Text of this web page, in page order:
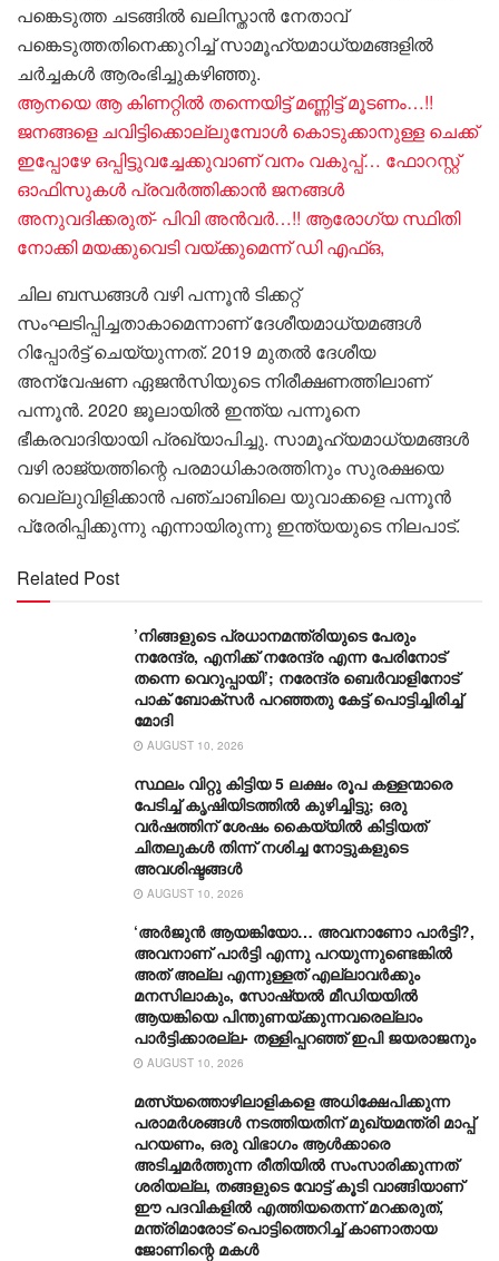
പങ്കെടുത്ത ചടങ്ങിൽ ഖലിസ്താൻ നേതാവ്
പങ്കെടുത്തതിനെക്കുറിച്ച് സാമൂഹ്യമാധ്യമങ്ങളിൽ
ചർച്ചകൾ ആരംഭിച്ചുകഴിഞ്ഞു.
ആനയെ ആ കിണറ്റിൽ തന്നെയിട്ട് മണ്ണിട്ട് മൂടണം…!!
ജനങ്ങളെ ചവിട്ടിക്കൊല്ലുമ്പോൾ കൊടുക്കാനുള്ള ചെക്ക്
ഇപ്പോഴേ ഒപ്പിട്ടുവച്ചേക്കുവാണ് വനം വകുപ്പ്… ഫോറസ്റ്റ്
ഓഫിസുകൾ പ്രവർത്തിക്കാൻ ജനങ്ങൾ
അനുവദിക്കരുത്- പിവി അൻവർ…!! ആരോ​ഗ്യ സ്ഥിതി
നോക്കി മയക്കുവെടി വയ്ക്കുമെന്ന് ഡി എഫ്ഒ,
ചില ബന്ധങ്ങൾ വഴി പന്നൂൻ ടിക്കറ്റ്
സംഘടിപ്പിച്ചതാകാമെന്നാണ് ദേശീയമാധ്യമങ്ങൾ
റിപ്പോർട്ട് ചെയ്യുന്നത്. 2019 മുതൽ ദേശീയ
അന്വേഷണ ഏജൻസിയുടെ നിരീക്ഷണത്തിലാണ്
പന്നൂൻ. 2020 ജൂലായിൽ ഇന്ത്യ പന്നൂനെ
ഭീകരവാദിയായി പ്രഖ്യാപിച്ചു. സാമൂഹ്യമാധ്യമങ്ങൾ
വഴി രാജ്യത്തിന്റെ പരമാധികാരത്തിനും സുരക്ഷയെ
വെല്ലുവിളിക്കാൻ പഞ്ചാബിലെ യുവാക്കളെ പന്നൂൻ
പ്രേരിപ്പിക്കുന്നു എന്നായിരുന്നു ഇന്ത്യയുടെ നിലപാട്.
Related Post
’നിങ്ങളുടെ പ്രധാനമന്ത്രിയുടെ പേരും
നരേന്ദ്ര, എനിക്ക് നരേന്ദ്ര എന്ന പേരിനോട്
തന്നെ വെറുപ്പായി’; നരേന്ദ്ര ബെർവാളിനോട്
പാക് ബോക്സർ പറഞ്ഞതു കേട്ട് പൊട്ടിച്ചിരിച്ച്
മോദി
AUGUST 10, 2026
സ്ഥലം വിറ്റു കിട്ടിയ 5 ലക്ഷം രൂപ കള്ളന്മാരെ
പേടിച്ച് കൃഷിയിടത്തിൽ കുഴിച്ചിട്ടു; ഒരു
വർഷത്തിന് ശേഷം കൈയ്യിൽ കിട്ടിയത്
ചിതലുകൾ തിന്ന് നശിച്ച നോട്ടുകളുടെ
അവശിഷ്ടങ്ങൾ
AUGUST 10, 2026
‘അർജുൻ ആയങ്കിയോ… അവനാണോ പാർട്ടി?,
അവനാണ് പാർട്ടി എന്നു പറയുന്നുണ്ടെങ്കിൽ
അത് അല്ല എന്നുള്ളത് എല്ലാവർക്കും
മനസിലാകും, സോഷ്യൽ മീഡിയയിൽ
ആയങ്കിയെ പിന്തുണയ്ക്കുന്നവരെല്ലാം
പാർട്ടിക്കാരല്ല- തള്ളിപ്പറഞ്ഞ് ഇപി ജയരാജനും
AUGUST 10, 2026
മത്സ്യത്തൊഴിലാളികളെ അധിക്ഷേപിക്കുന്ന
പരാമർശങ്ങൾ നടത്തിയതിന് മുഖ്യമന്ത്രി മാപ്പ്
പറയണം, ഒരു വിഭാഗം ആൾക്കാരെ
അടിച്ചമർത്തുന്ന രീതിയില്‍ സംസാരിക്കുന്നത്
ശരിയല്ല, തങ്ങളുടെ വോട്ട് കൂടി വാങ്ങിയാണ്
ഈ പദവികളിൽ എത്തിയതെന്ന് മറക്കരുത്,
മന്ത്രിമാരോട് പൊട്ടിത്തെറിച്ച് കാണാതായ
ജോണിന്റെ മകള്‍